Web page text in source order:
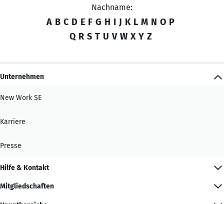
Nachname:
A B C D E F G H I J K L M N O P
Q R S T U V W X Y Z
Unternehmen
New Work SE
Karriere
Presse
Hilfe & Kontakt
Mitgliedschaften